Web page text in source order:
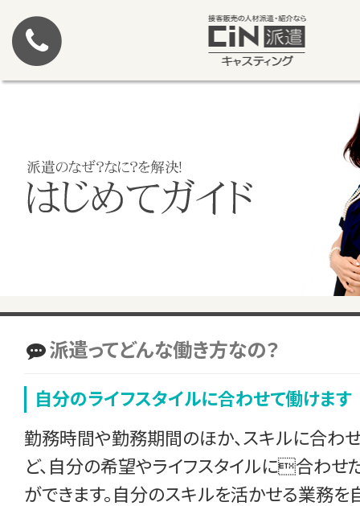
派遣ってどんな働き方なの？
自分のライフスタイルに合わせて働けます
勤務時間や勤務期間のほか、スキルに合わ
ど、自分の希望やライフスタイルに合わせ
ができます。自分のスキルを活かせる業務